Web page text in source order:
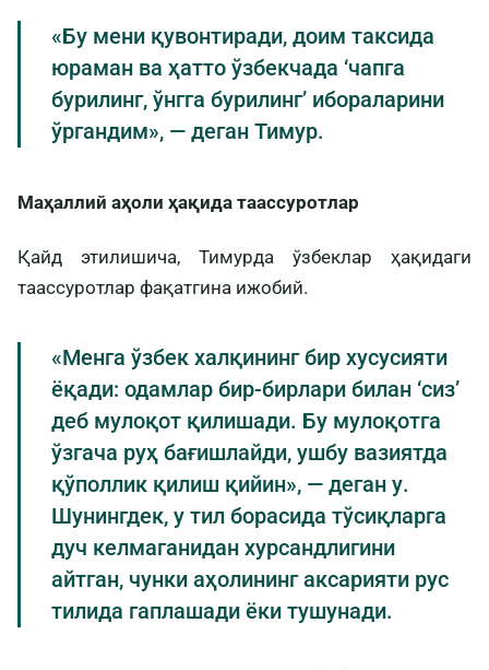
«Бу мени қувонтиради, доим таксида
юраман ва ҳатто ўзбекчада ‘чапга
бурилинг, ўнгга бурилинг’ ибораларини
ўргандим», — деган Тимур.
Маҳаллий аҳоли ҳақида таассуротлар
Қайд этилишича, Тимурда ўзбеклар ҳақидаги
таассуротлар фақатгина ижобий.
«Менга ўзбек халқининг бир хусусияти
ёқади: одамлар бир-бирлари билан ‘сиз’
деб мулоқот қилишади. Бу мулоқотга
ўзгача руҳ бағишлайди, ушбу вазиятда
қўполлик қилиш қийин», — деган у.
Шунингдек, у тил борасида тўсиқларга
дуч келмаганидан хурсандлигини
айтган, чунки аҳолининг аксарияти рус
тилида гаплашади ёки тушунади.